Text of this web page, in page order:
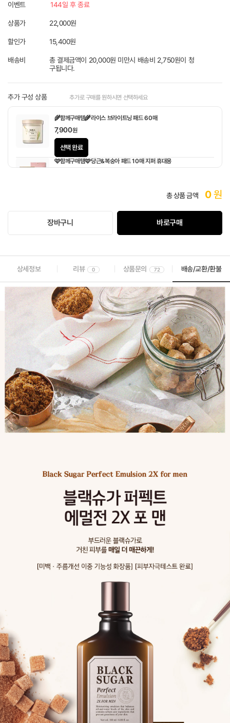
이벤트 144일 후 종료
상품가 22,000원
할인가 15,400원
배송비
총 결제금액이 20,000원 미만시 배송비 2,750원이 청
구됩니다.
추가 구성 상품 추가로 구매를 원하시면 선택하세요
🌾함께구매템🌾라이스 브라이트닝 패드 60매
7,900원
선택 완료
🩷함께구매템🩷당근&복숭아 패드 10매 지퍼 휴대용
총 상품 금액 0원
장바구니 바로구매
상세정보 리뷰 0 상품문의 72 배송/교환/환불